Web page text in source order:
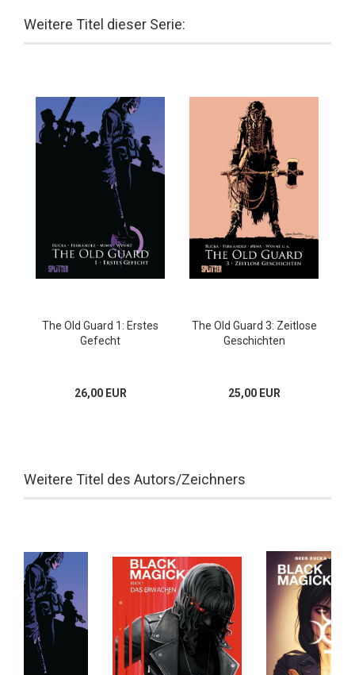
Weitere Titel dieser Serie:
The Old Guard 1: Erstes
Gefecht
26,00 EUR
The Old Guard 3: Zeitlose
Geschichten
25,00 EUR
Weitere Titel des Autors/Zeichners